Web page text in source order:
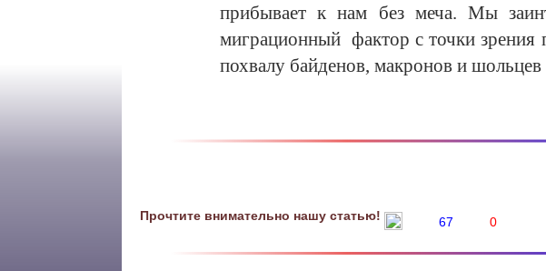
прибывает к нам без меча. Мы
миграционный фактор с точки зрения
похвалу байденов, макронов и шольцев
Прочтите внимательно нашу статью! 67 0